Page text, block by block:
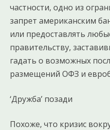
частности, одно из
запрет американским
или предоставлять
правительству,
гадать о возможных
размещений ОФЗ и
‘Дружба’ позади
Похоже, что кризис